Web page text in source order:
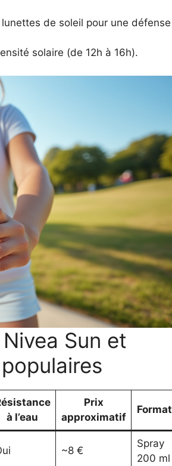
de soleil pour une défense
solaire (de 12h à 16h).
Sun et
à l’eau
Prix
approximatif
Format
~8 €
Spray
200 ml